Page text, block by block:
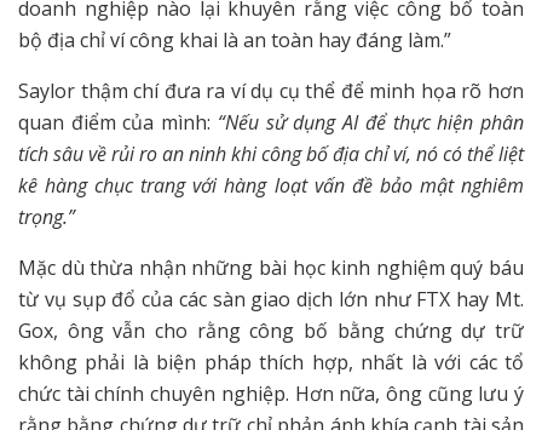
doanh nghiệp nào lại khuyên rằng việc công bố toàn
bộ địa chỉ ví công khai là an toàn hay đáng làm.”
Saylor thậm chí đưa ra ví dụ cụ thể để minh họa rõ hơn
quan điểm của mình: “Nếu sử dụng AI để thực hiện phân
tích sâu về rủi ro an ninh khi công bố địa chỉ ví, nó có thể liệt
kê hàng chục trang với hàng loạt vấn đề bảo mật nghiêm
trọng.”
Mặc dù thừa nhận những bài học kinh nghiệm quý báu
từ vụ sụp đổ của các sàn giao dịch lớn như FTX hay Mt.
Gox, ông vẫn cho rằng công bố bằng chứng dự trữ
không phải là biện pháp thích hợp, nhất là với các tổ
chức tài chính chuyên nghiệp. Hơn nữa, ông cũng lưu ý